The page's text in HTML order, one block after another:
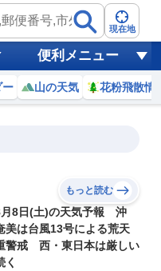
現在地
便利メニュー
ー 山の天気 花粉飛散情報
22 23
9日(日)
0
もっと読む
8日(土)の天気予報 沖
美は台風13号による荒天
警戒 西・東日本は厳しい
く